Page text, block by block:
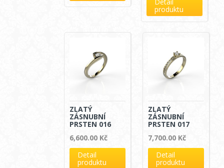
produktu
ZLATÝ
ZÁSNUBNÍ
PRSTEN 016
6,600.00 Kč
Detail
produktu
ZLATÝ
ZÁSNUBNÍ
PRSTEN 017
7,700.00 Kč
Detail
produktu